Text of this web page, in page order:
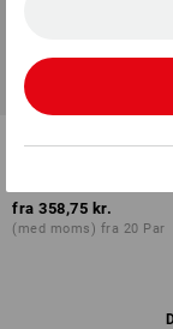
fra 358,75 kr.
(med moms) fra 20 Par